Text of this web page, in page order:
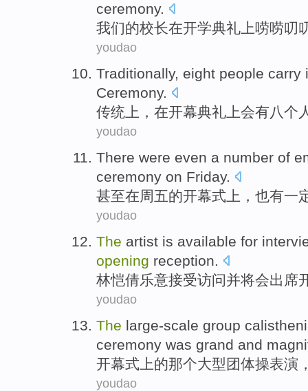
ceremony.
我们的校长在开学典礼上唠唠叨
youdao
Traditionally, eight people carry
Ceremony.
传统上 ， 在开幕典礼上会有八个
youdao
There were even a number of
ceremony on Friday.
甚至在周五的开幕式 上，也有一
youdao
The artist is available for
opening reception.
林恺倩乐意接受访问并将会出席
youdao
The large-scale group
ceremony was grand and
开幕式 上的那个大型 团体操表演
youdao